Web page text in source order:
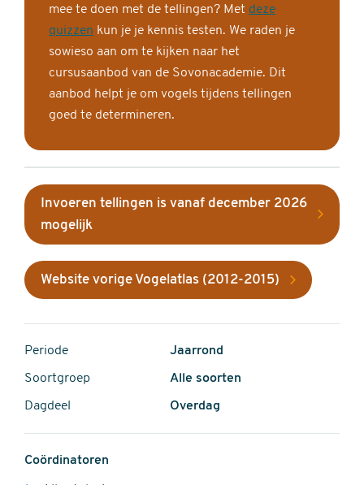
mee te doen met de tellingen? Met deze
quizzen kun je je kennis testen. We raden je
sowieso aan om te kijken naar het
cursusaanbod van de Sovonacademie. Dit
aanbod helpt je om vogels tijdens tellingen
goed te determineren.
Invoeren tellingen is vanaf december 2026
mogelijk
Website vorige Vogelatlas (2012-2015)
Periode Jaarrond
Soortgroep Alle soorten
Dagdeel Overdag
Coördinatoren